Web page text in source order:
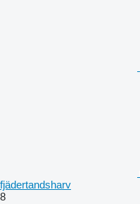
fjädertandsharv
8